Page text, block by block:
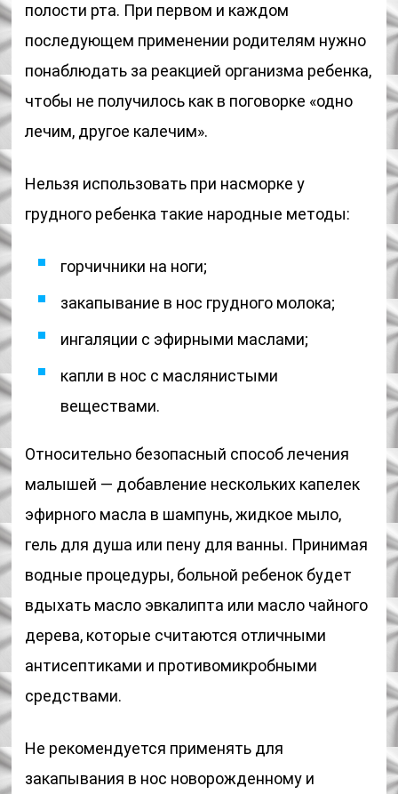
полости рта. При первом и каждом
последующем применении родителям нужно
понаблюдать за реакцией организма ребенка,
чтобы не получилось как в поговорке «одно
лечим, другое калечим».
Нельзя использовать при насморке у
грудного ребенка такие народные методы:
горчичники на ноги;
закапывание в нос грудного молока;
ингаляции с эфирными маслами;
капли в нос с маслянистыми
веществами.
Относительно безопасный способ лечения
малышей — добавление нескольких капелек
эфирного масла в шампунь, жидкое мыло,
гель для душа или пену для ванны. Принимая
водные процедуры, больной ребенок будет
вдыхать масло эвкалипта или масло чайного
дерева, которые считаются отличными
антисептиками и противомикробными
средствами.
Не рекомендуется применять для
закапывания в нос новорожденному и